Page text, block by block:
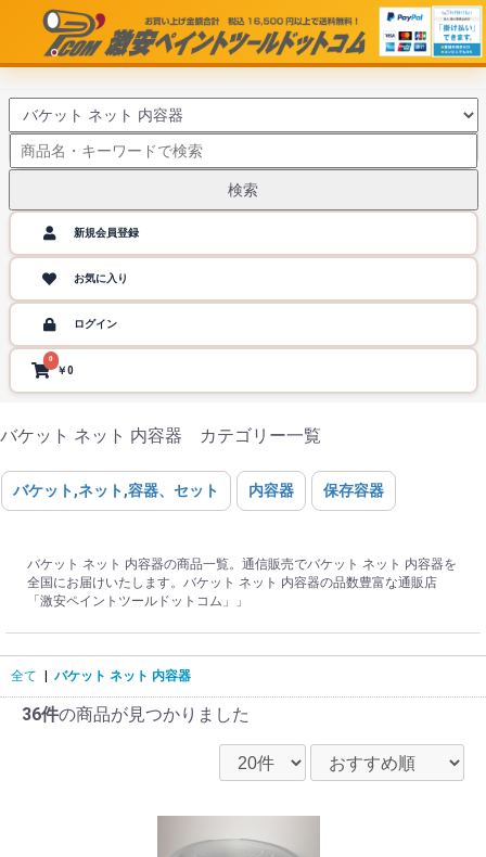
検索
新規会員登録
お気に入り
ログイン
0
￥0
バケット ネット 内容器 カテゴリー一覧
バケット,ネット,容器、セット 内容器 保存容器
バケット ネット 内容器の商品一覧。通信販売でバケット ネット 内容器を
全国にお届けいたします。バケット ネット 内容器の品数豊富な通販店
「激安ペイントツールドットコム」」
全て | バケット ネット 内容器
36件の商品が見つかりました